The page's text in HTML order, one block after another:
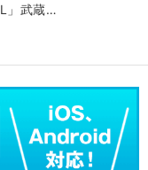
」武蔵…